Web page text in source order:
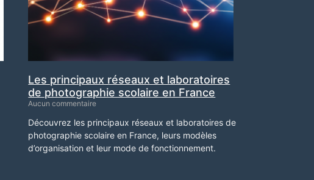
Les principaux réseaux et laboratoires
de photographie scolaire en France
Aucun commentaire
Découvrez les principaux réseaux et laboratoires de
photographie scolaire en France, leurs modèles
d’organisation et leur mode de fonctionnement.